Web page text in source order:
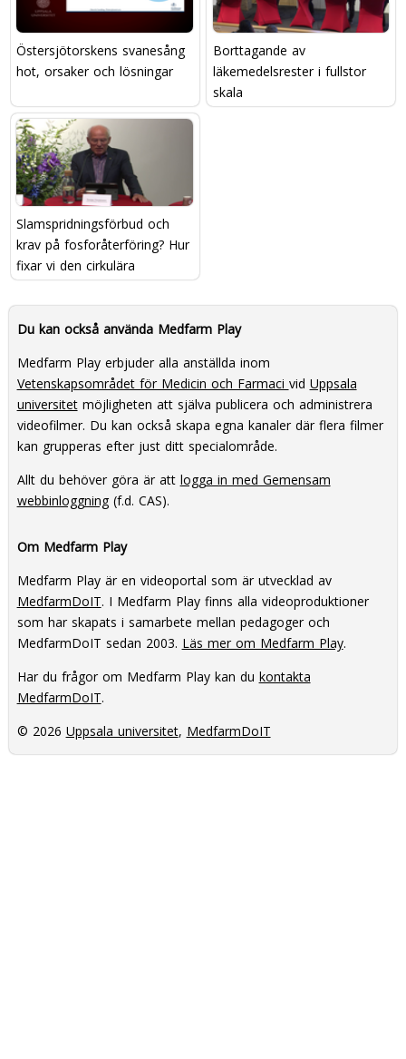
Östersjötorskens svanesång 
hot, orsaker och lösningar
Borttagande av
läkemedelsrester i fullstor
skala
Slamspridningsförbud och
krav på fosforåterföring? Hur
fixar vi den cirkulära
ekonomin i Sverige?
Du kan också använda Medfarm Play
Medfarm Play erbjuder alla anställda inom
Vetenskapsområdet för Medicin och Farmaci vid Uppsala
universitetmöjligheten att själva publicera och administrera
videofilmer. Du kan också skapa egna kanaler där flera filmer
kan grupperas efter just ditt specialområde.
Allt du behöver göra är att logga in med Gemensam
webbinloggning(f.d. CAS).
Om Medfarm Play
Medfarm Play är en videoportal som är utvecklad av
MedfarmDoIT. I Medfarm Play finns alla videoproduktioner
som har skapats i samarbete mellan pedagoger och
MedfarmDoIT sedan 2003. Läs mer om Medfarm Play.
Har du frågor om Medfarm Play kan du kontakta
MedfarmDoIT.
© 2026 Uppsala universitet, MedfarmDoIT